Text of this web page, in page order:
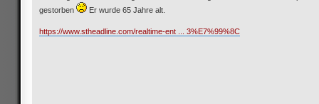
gestorben
Er wurde 65 Jahre alt.
https://www.stheadline.com/realtime-ent ... 3%E7%99%8C